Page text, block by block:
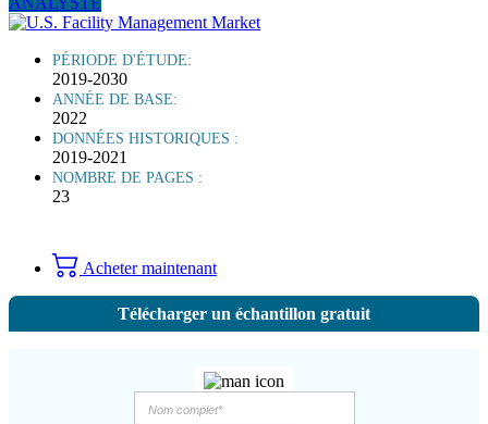
PÉRIODE D'ÉTUDE:
2019-2030
ANNÉE DE BASE:
2022
DONNÉES HISTORIQUES :
2019-2021
NOMBRE DE PAGES :
23
Acheter maintenant
Télécharger un échantillon gratuit